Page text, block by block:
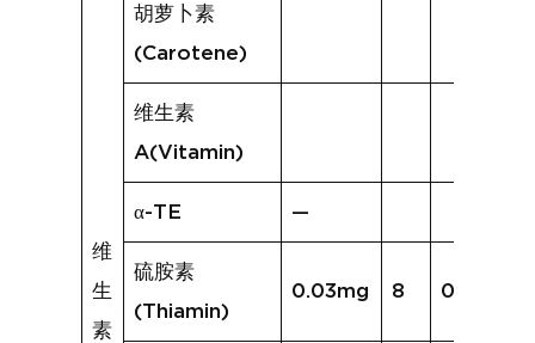
维
生
素
胡萝卜素
(Carotene)
维生素
A(Vitamin)
α-TE —
硫胺素
(Thiamin)
0.03mg 8 0.02mg